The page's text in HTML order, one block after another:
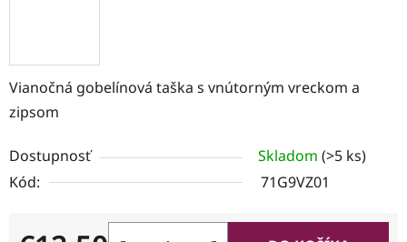
Vianočná gobelínová taška s vnútorným vreckom a
zipsom
Dostupnosť Skladom (>5 ks)
Kód:
71G9VZ01